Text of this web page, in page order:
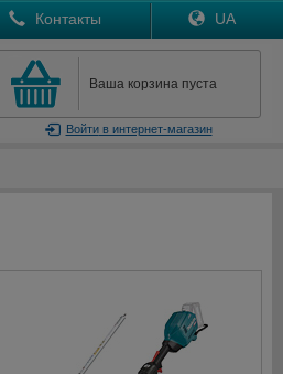
Контакты UA
Ваша корзина пуста
Войтив интернет-магазин